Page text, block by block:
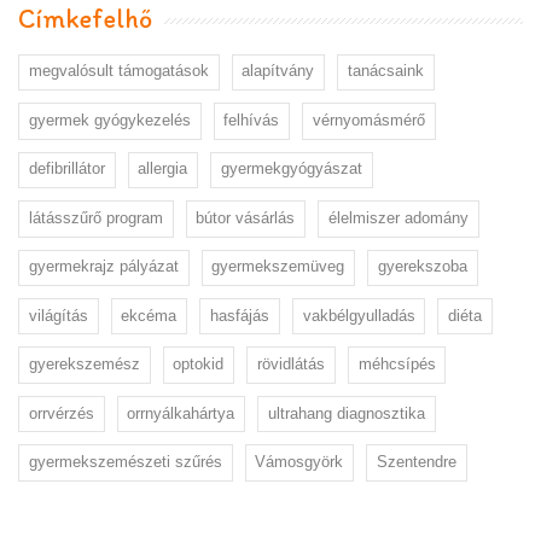
Címkefelhő
megvalósult támogatások alapítvány tanácsaink
gyermek gyógykezelés felhívás vérnyomásmérő
defibrillátor allergia gyermekgyógyászat
látásszűrő program bútor vásárlás élelmiszer adomány
gyermekrajz pályázat gyermekszemüveg gyerekszoba
világítás ekcéma hasfájás vakbélgyulladás diéta
gyerekszemész optokid rövidlátás méhcsípés
orrvérzés orrnyálkahártya ultrahang diagnosztika
gyermekszemészeti szűrés Vámosgyörk Szentendre